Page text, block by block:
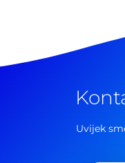
Uvijek